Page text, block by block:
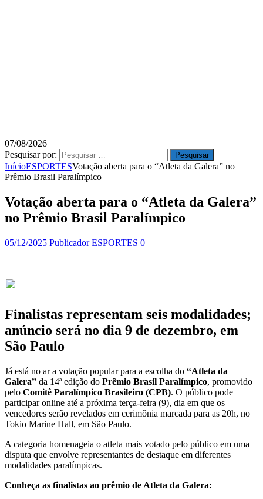
07/08/2026
Pesquisar por:
InícioESPORTESVotação aberta para o “Atleta da Galera” no
Prêmio Brasil Paralímpico
Votação aberta para o “Atleta da Galera”
no Prêmio Brasil Paralímpico
05/12/2025 Publicador ESPORTES 0
Finalistas representam seis modalidades;
anúncio será no dia 9 de dezembro, em
São Paulo
Já está no ar a votação popular para a escolha do “Atleta da
Galera” da 14ª edição do Prêmio Brasil Paralímpico, promovido
pelo Comitê Paralímpico Brasileiro (CPB). O público pode
participar online até a próxima terça-feira (9), dia em que os
vencedores serão revelados em cerimônia marcada para as 20h, no
Tokio Marine Hall, em São Paulo.
A categoria homenageia o atleta mais votado pelo público em uma
disputa que envolve representantes de destaque em diferentes
modalidades paralímpicas.
Conheça as finalistas ao prêmio de Atleta da Galera: